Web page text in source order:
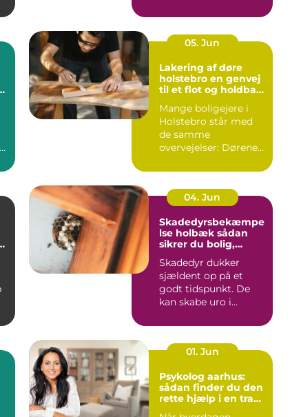
specialise...
05. Jun
Lakering af døre
holstebro en genvej
til et flot og holdbart
Mange boligejere i
Holstebro står med
de samme
overvejelser: Dørene
umoderne, o...
04. Jun
Skadedyrsbekæmpe
lse holbæk sådan
sikrer du bolig,
Skadedyr dukker
sjældent op på et
godt tidspunkt. De
kan skabe uro i
skader på ...
01. Jun
Psykolog aarhus:
sådan finder du den
rette hjælp i en travl